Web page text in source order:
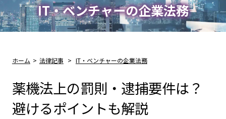
IT・ベンチャーの企業法務
ホーム > 法律記事 > IT・ベンチャーの企業法務
薬機法上の罰則・逮捕要件は？
避けるポイントも解説